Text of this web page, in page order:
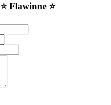
Flawinne ⭐️